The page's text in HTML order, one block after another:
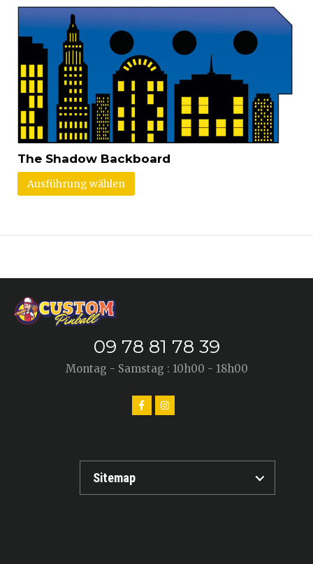
The Shadow Backboard
Ausführung wählen
09 78 81 78 39
Montag - Samstag : 10h00 - 18h00
Sitemap